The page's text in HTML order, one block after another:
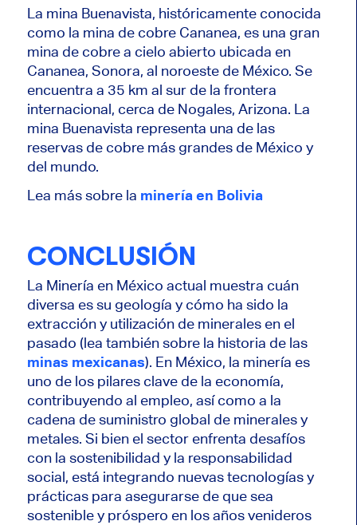
La mina Buenavista, históricamente conocida
como la mina de cobre Cananea, es una gran
mina de cobre a cielo abierto ubicada en
Cananea, Sonora, al noroeste de México. Se
encuentra a 35 km al sur de la frontera
internacional, cerca de Nogales, Arizona. La
mina Buenavista representa una de las
reservas de cobre más grandes de México y
del mundo.
Lea más sobre la minería en Bolivia
CONCLUSIÓN
La Minería en México actual muestra cuán
diversa es su geología y cómo ha sido la
extracción y utilización de minerales en el
pasado (lea también sobre la historia de las
minas mexicanas). En México, la minería es
uno de los pilares clave de la economía,
contribuyendo al empleo, así como a la
cadena de suministro global de minerales y
metales. Si bien el sector enfrenta desafíos
con la sostenibilidad y la responsabilidad
social, está integrando nuevas tecnologías y
prácticas para asegurarse de que sea
sostenible y próspero en los años venideros